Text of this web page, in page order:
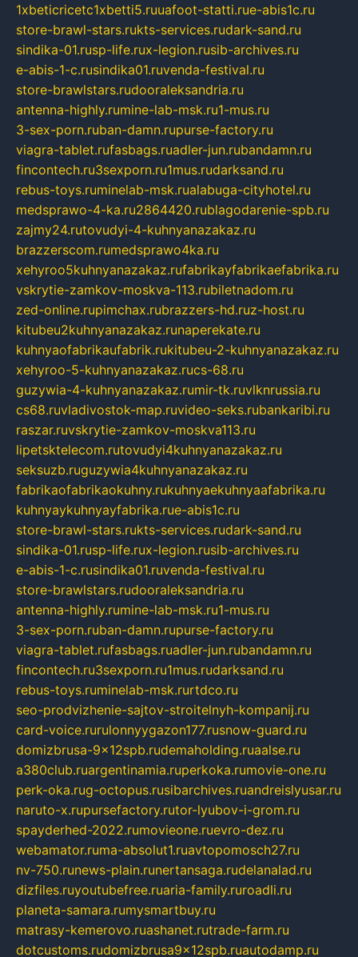
1xbeticricetc1xbetti5.ruuafoot-statti.rue-abis1c.ru
store-brawl-stars.rukts-services.rudark-sand.ru
sindika-01.rusp-life.rux-legion.rusib-archives.ru
e-abis-1-c.rusindika01.ruvenda-festival.ru
store-brawlstars.rudooraleksandria.ru
antenna-highly.rumine-lab-msk.ru1-mus.ru
3-sex-porn.ruban-damn.rupurse-factory.ru
viagra-tablet.rufasbags.ruadler-jun.rubandamn.ru
fincontech.ru3sexporn.ru1mus.rudarksand.ru
rebus-toys.ruminelab-msk.rualabuga-cityhotel.ru
medsprawo-4-ka.ru2864420.rublagodarenie-spb.ru
zajmy24.rutovudyi-4-kuhnyanazakaz.ru
brazzerscom.rumedsprawo4ka.ru
xehyroo5kuhnyanazakaz.rufabrikayfabrikaefabrika.ru
vskrytie-zamkov-moskva-113.rubiletnadom.ru
zed-online.rupimchax.rubrazzers-hd.ruz-host.ru
kitubeu2kuhnyanazakaz.runaperekate.ru
kuhnyaofabrikaufabrik.rukitubeu-2-kuhnyanazakaz.ru
xehyroo-5-kuhnyanazakaz.rucs-68.ru
guzywia-4-kuhnyanazakaz.rumir-tk.ruvlknrussia.ru
cs68.ruvladivostok-map.ruvideo-seks.rubankaribi.ru
raszar.ruvskrytie-zamkov-moskva113.ru
lipetsktelecom.rutovudyi4kuhnyanazakaz.ru
seksuzb.ruguzywia4kuhnyanazakaz.ru
fabrikaofabrikaokuhny.rukuhnyaekuhnyaafabrika.ru
kuhnyaykuhnyayfabrika.rue-abis1c.ru
store-brawl-stars.rukts-services.rudark-sand.ru
sindika-01.rusp-life.rux-legion.rusib-archives.ru
e-abis-1-c.rusindika01.ruvenda-festival.ru
store-brawlstars.rudooraleksandria.ru
antenna-highly.rumine-lab-msk.ru1-mus.ru
3-sex-porn.ruban-damn.rupurse-factory.ru
viagra-tablet.rufasbags.ruadler-jun.rubandamn.ru
fincontech.ru3sexporn.ru1mus.rudarksand.ru
rebus-toys.ruminelab-msk.rurtdco.ru
seo-prodvizhenie-sajtov-stroitelnyh-kompanij.ru
card-voice.rurulonnyygazon177.rusnow-guard.ru
domizbrusa-9x12spb.rudemaholding.ruaalse.ru
a380club.ruargentinamia.ruperkoka.rumovie-one.ru
perk-oka.rug-octopus.rusibarchives.ruandreislyusar.ru
naruto-x.rupursefactory.rutor-lyubov-i-grom.ru
spayderhed-2022.rumovieone.ruevro-dez.ru
webamator.ruma-absolut1.ruavtopomosch27.ru
nv-750.runews-plain.runertansaga.rudelanalad.ru
dizfiles.ruyoutubefree.ruaria-family.ruroadli.ru
planeta-samara.rumysmartbuy.ru
matrasy-kemerovo.ruashanet.rutrade-farm.ru
dotcustoms.rudomizbrusa9x12spb.ruautodamp.ru